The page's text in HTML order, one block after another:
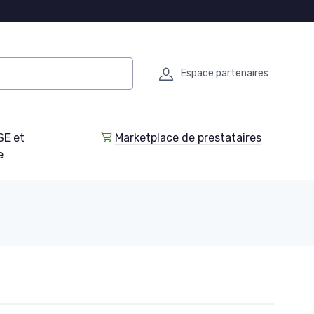
Espace partenaires
et
Marketplace de prestataires